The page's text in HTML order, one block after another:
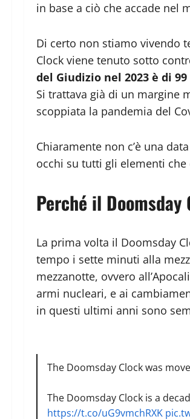
in base a ciò che accade nel
Di certo non stiamo vivendo
Clock viene tenuto sotto
del Giudizio nel 2023 è di
Si trattava già di un margine
scoppiata la pandemia del
Chiaramente non c’è una
occhi su tutti gli elementi
Perché il
La prima volta il Doomsday
tempo i sette minuti alla
mezzanotte, ovvero
armi nucleari, e ai
in questi ultimi anni sono
The Doomsday Clock was
The Doomsday Clock is a
https://t.co/uG9vmchRXK